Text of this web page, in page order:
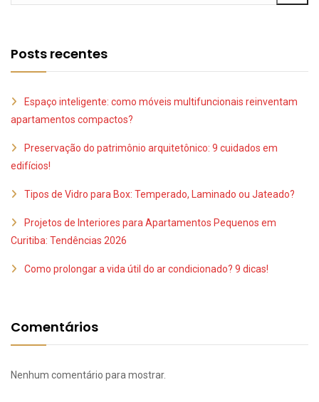
Posts recentes
Espaço inteligente: como móveis multifuncionais reinventam
apartamentos compactos?
Preservação do patrimônio arquitetônico: 9 cuidados em
edifícios!
Tipos de Vidro para Box: Temperado, Laminado ou Jateado?
Projetos de Interiores para Apartamentos Pequenos em
Curitiba: Tendências 2026
Como prolongar a vida útil do ar condicionado? 9 dicas!
Comentários
Nenhum comentário para mostrar.